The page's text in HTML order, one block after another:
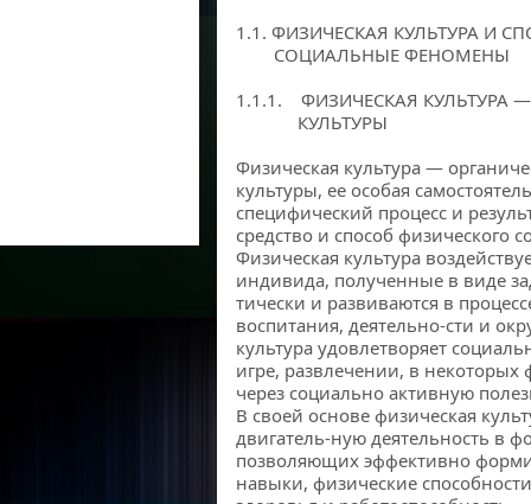
1.1. ФИЗИЧЕСКАЯ КУЛЬТУРА И
СОЦИАЛЬНЫЕ ФЕНОМЕНЫ
1.1.1. ФИЗИЧЕСКАЯ КУЛЬТУРА
КУЛЬТУРЫ
Физическая культура —
культуры, ее особая
специфический процесс и
средство и способ физического
Физическая культура
индивида, полученные в виде
тически и развиваются в
воспитания, деятельно-сти и
культура удовлетворяет
игре, развлечении, в
через социально активную
В своей основе физическая
двигатель-ную деятельность в
позволяющих эффективно
навыки, физические